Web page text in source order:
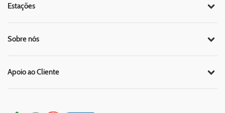
Estações
Sobre nós
Apoio ao Cliente